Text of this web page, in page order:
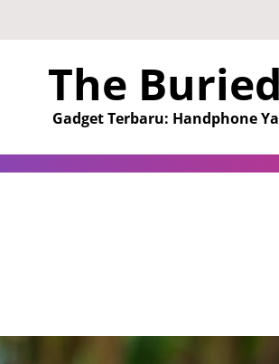
The
Gadget Terbaru: Handphone